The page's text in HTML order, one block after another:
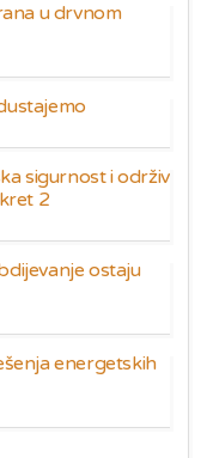
u drvnom
sigurnost i održiv
2
ostaju
energetskih